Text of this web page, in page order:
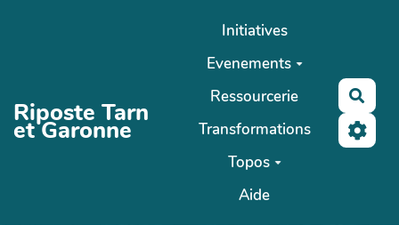
Riposte Tarn
et Garonne
Initiatives
Evenements
Ressourcerie
Transformations
Topos
Aide